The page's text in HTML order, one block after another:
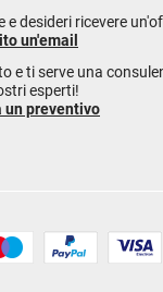
e desideri ricevere
un'email
e ti serve una
esperti!
un preventivo